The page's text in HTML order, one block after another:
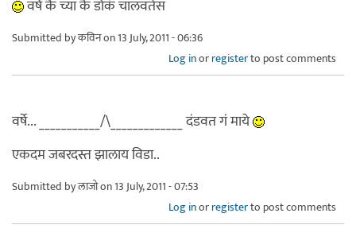
वर्षे कै च्या कै डोकं चालवतेस
Submitted byकविनon 13 July, 2011 - 06:36
Log inorregisterto post comments
वर्षे... ___________/\_____________ दंडवत गं माये
एकदम जबरदस्त झालाय विडा..
Submitted byलाजोon 13 July, 2011 - 07:53
Log inorregisterto post comments